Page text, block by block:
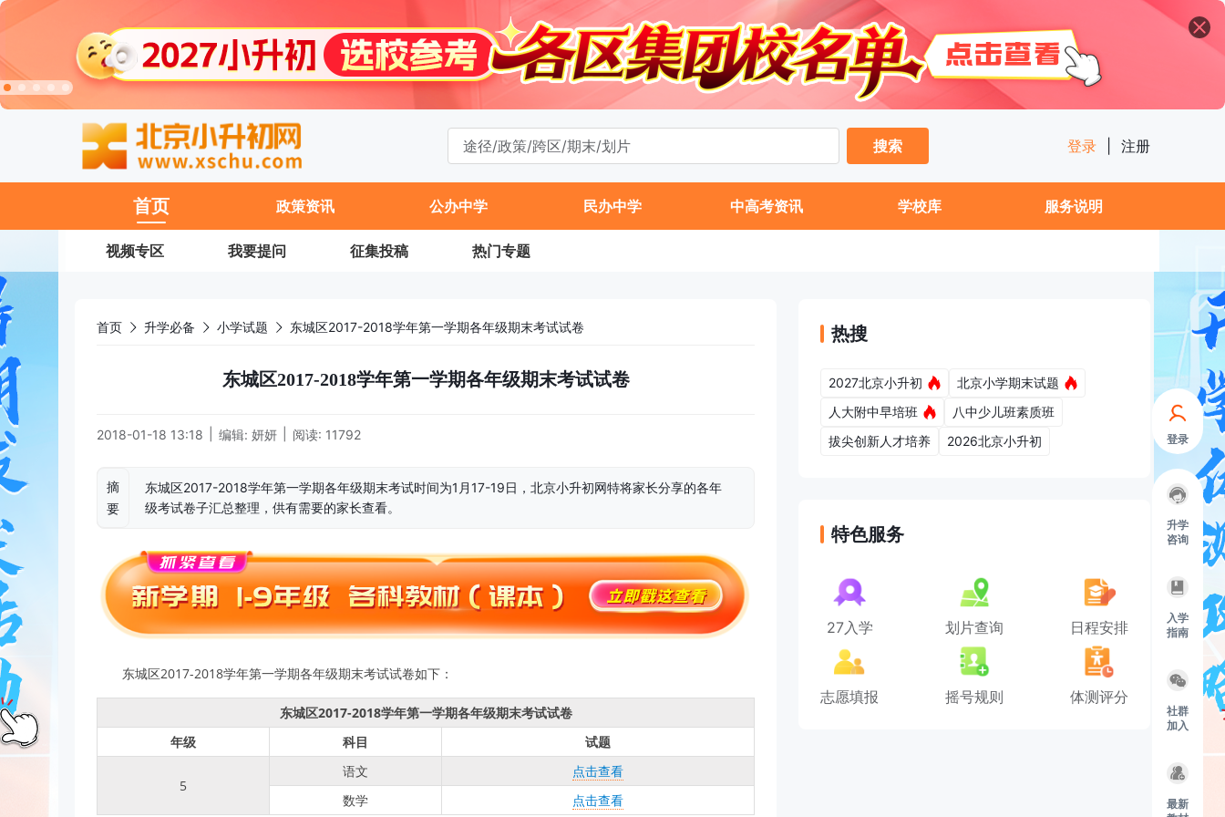
登录
升学
咨询
入学
指南
社群
加入
最新
搜索
登录 注册
首页 政策资讯 公办中学 民办中学 中高考资讯 学校库 服务说明
视频专区 我要提问 征集投稿 热门专题
首页 升学必备 小学试题 东城区2017-2018学年第一学期各年级期末考试试卷
东城区2017-2018学年第一学期各年级期末考试试卷
2018-01-18 13:18 编辑: 妍妍 阅读: 11792
摘
要
东城区2017-2018学年第一学期各年级期末考试时间为1月17-19日，北京小升初网特将家长分享的各年
级考试卷子汇总整理，供有需要的家长查看。
东城区2017-2018学年第一学期各年级期末考试试卷如下：
东城区2017-2018学年第一学期各年级期末考试试卷
年级
科目 试题
5
语文
点击查看
数学
点击查看
热搜
2027北京小升初
北京小学期末试题
人大附中早培班
八中少儿班素质班
拔尖创新人才培养
2026北京小升初
特色服务
27入学 划片查询 日程安排
志愿填报 摇号规则 体测评分